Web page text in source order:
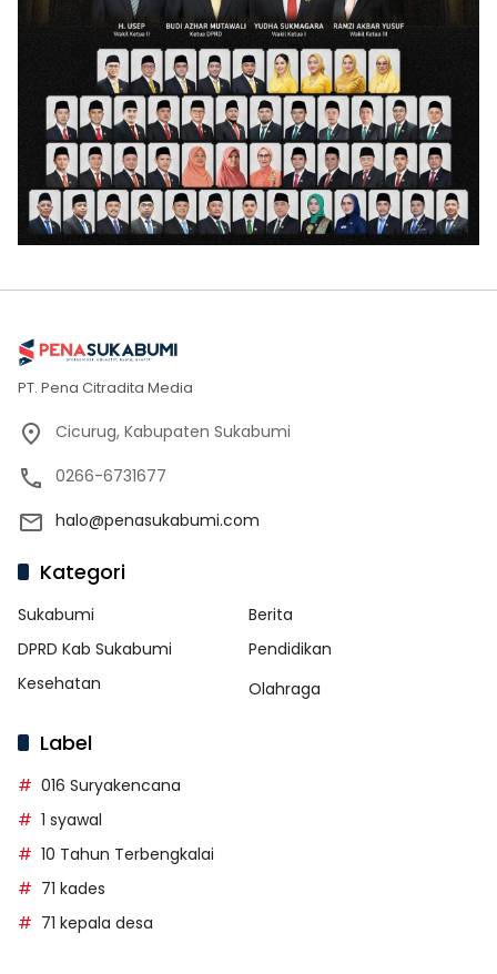
PT. Pena Citradita Media
Cicurug, Kabupaten Sukabumi
0266-6731677
halo@penasukabumi.com
Kategori
Sukabumi
Berita
DPRD Kab Sukabumi
Pendidikan
Kesehatan
Olahraga
Label
016 Suryakencana
1 syawal
10 Tahun Terbengkalai
71 kades
71 kepala desa